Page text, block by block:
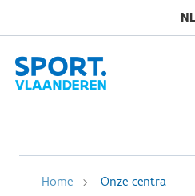
NL
Home Onze centra